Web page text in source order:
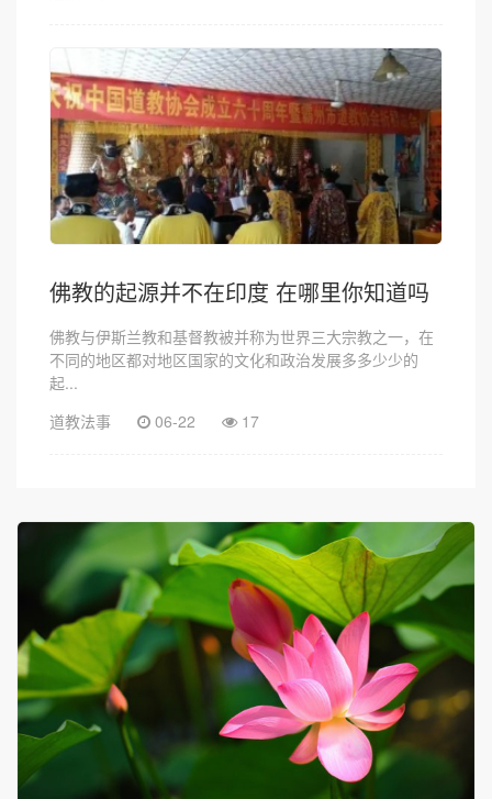
佛教的起源并不在印度 在哪里你知道吗
佛教与伊斯兰教和基督教被并称为世界三大宗教之一，在
不同的地区都对地区国家的文化和政治发展多多少少的
起...
道教法事
06-22 17